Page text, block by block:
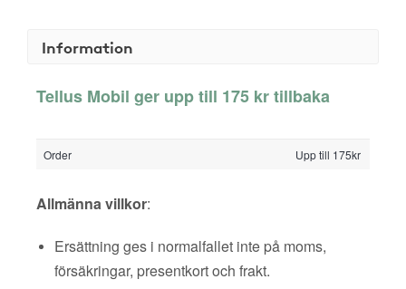
Information
Tellus Mobil ger upp till 175 kr tillbaka
Order Upp till 175kr
Allmänna villkor:
Ersättning ges i normalfallet inte på moms,
försäkringar, presentkort och frakt.